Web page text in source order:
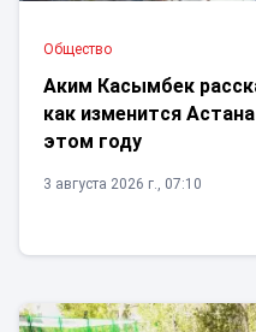
Общество
Аким Касымбек
как изменится
этом году
3 августа 2026 г., 07:10